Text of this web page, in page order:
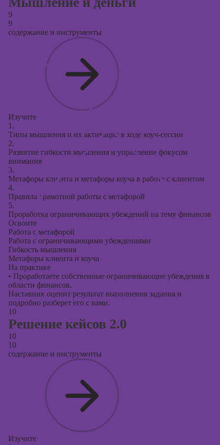
9
9
содержание и инструменты
Изучите
1.
Типы мышления и их активация в ходе коуч-сессии
2.
Развитие гибкости мышления и управление фокусом
внимания
3.
Метафоры клиента и метафоры коуча в работе с клиентом
4.
Правила грамотной работы с метафорой
5.
Проработка ограничивающих убеждений на тему финансов
Освоите
Работа с метафорой
Работа с ограничивающими убеждениями
Гибкость мышления
Метафоры клиента и коуча
На практике
• Проработаете собственные ограничивающие убеждения в
области финансов.
Наставник оценит результат выполнения задания и
подробно разберет его с вами.
10
Решение кейсов 2.0
10
10
содержание и инструменты
Изучите